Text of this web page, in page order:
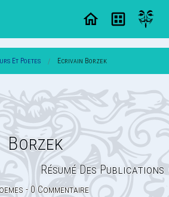
Et Poetes Ecrivain Borzek
Borzek
Résumé Des Publications
- 0 Commentaire